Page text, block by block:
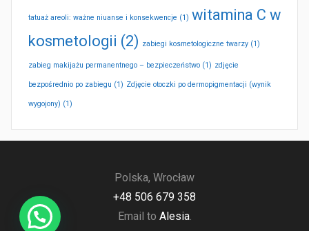
tatuaż areoli: ważne niuanse i konsekwencje (1) witamina C w
kosmetologii (2) zabiegi kosmetologiczne twarzy (1)
zabieg makijażu permanentnego – bezpieczeństwo (1) zdjęcie
bezpośrednio po zabiegu (1) Zdjęcie otoczki po dermopigmentacji (wynik
wygojony) (1)
Polska, Wrocław
+48 506 679 358
Email to Alesia.